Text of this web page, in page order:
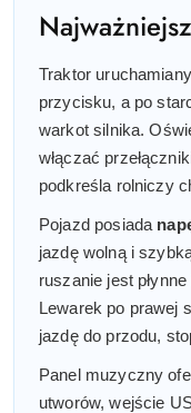
Traktor
przycisku, a po
warkot silnika.
włączać
podkreśla rolniczy
Pojazd posiada
jazdę wolną i
ruszanie jest
Lewarek po prawej
jazdę do przodu,
Panel muzyczny
utworów, wejście